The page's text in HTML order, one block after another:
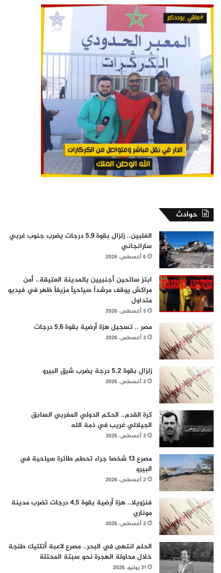
حوادث
الفلبين.. زلزال بقوة 5,9 درجات يضرب جنوب غربي
سارانجاني
6 أغسطس، 2026
ابتز سائحين أجنبيين بالمدينة العتيقة.. أمن
مراكش يوقف مرشداً سياحياً مزيفاً ظهر في فيديو
متداول
5 أغسطس، 2026
مصر .. تسجيل هزة أرضية بقوة 5,6 درجات
3 أغسطس، 2026
زلزال بقوة 5.2 درجة يضرب شرق البيرو
3 أغسطس، 2026
كرة القدم.. الحكم الدولي المغربي السابق
الجيلالي غريب في ذمة الله
3 أغسطس، 2026
مصرع 13 شخصا جراء تحطم طائرة سياحية في
البيرو
2 أغسطس، 2026
فنزويلا.. هزة أرضية بقوة 4,5 درجات تضرب مدينة
موناري
2 أغسطس، 2026
الحلم انتهى في البحر.. مصرع لاعبة أتلتيك طنجة
خلال محاولة الهجرة نحو سبتة المحتلة
31 يوليو، 2026